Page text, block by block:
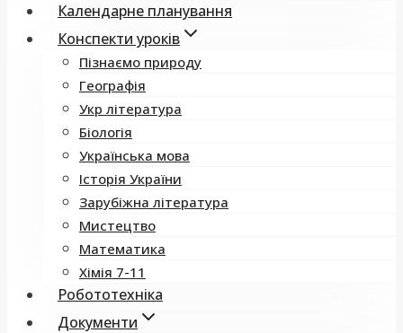
Календарне планування
Конспекти уроків
Пізнаємо природу
Географія
Укр література
Біологія
Українська мова
Історія України
Зарубіжна література
Мистецтво
Математика
Хімія 7-11
Робототехніка
Документи